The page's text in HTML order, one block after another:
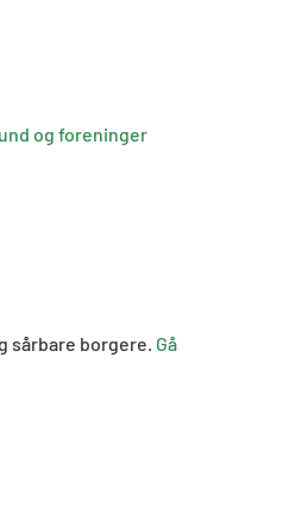
og foreninger
sårbare borgere. Gå